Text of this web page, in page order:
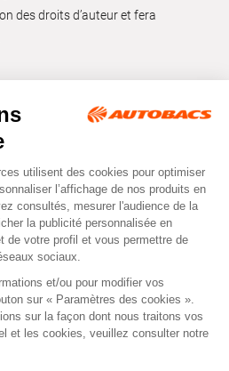
des droits d’auteur et fera
© Autobacs
RGPD
CGV